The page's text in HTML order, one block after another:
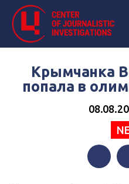
Крымчанка
попала в